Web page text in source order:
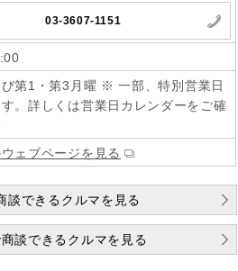
03-3607-1151
第1・第3月曜 ※ 一部、特別営業日
。詳しくは営業日カレンダーをご確
ェブページを見る
談できるクルマを見る
談できるクルマを見る